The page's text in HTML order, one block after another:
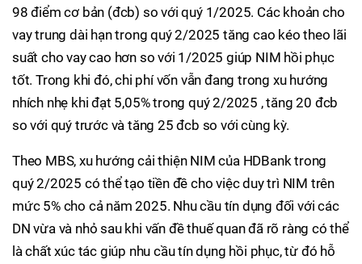
98 điểm cơ bản (đcb) so với quý 1/2025. Các khoản cho
vay trung dài hạn trong quý 2/2025 tăng cao kéo theo lãi
suất cho vay cao hơn so với 1/2025 giúp NIM hồi phục
tốt. Trong khi đó, chi phí vốn vẫn đang trong xu hướng
nhích nhẹ khi đạt 5,05% trong quý 2/2025 , tăng 20 đcb
so với quý trước và tăng 25 đcb so với cùng kỳ.
Theo MBS, xu hướng cải thiện NIM của HDBank trong
quý 2/2025 có thể tạo tiền đề cho việc duy trì NIM trên
mức 5% cho cả năm 2025. Nhu cầu tín dụng đối với các
DN vừa và nhỏ sau khi vấn đề thuế quan đã rõ ràng có thể
là chất xúc tác giúp nhu cầu tín dụng hồi phục, từ đó hỗ